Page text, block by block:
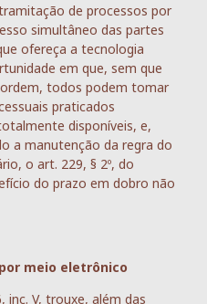
de processos por
simultâneo das partes
ofereça a tecnologia
em que, sem que
todos podem tomar
praticados
disponíveis, e,
a manutenção da regra do
o art. 229, § 2º, do
do prazo em dobro não
meio eletrônico
V, trouxe, além das